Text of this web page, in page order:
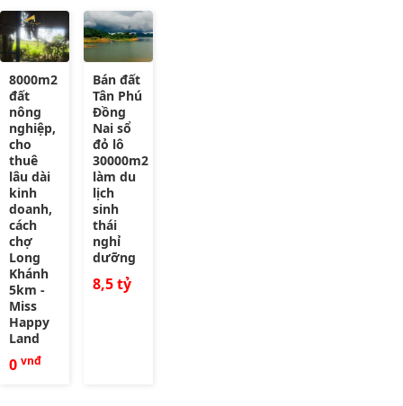
8000m2
đất
nông
nghiệp,
cho
thuê
lâu dài
kinh
doanh,
cách
chợ
Long
Khánh
5km -
Miss
Happy
Land
0 vnđ
Bán đất
Tân Phú
Đồng
Nai sổ
đỏ lô
30000m2
làm du
lịch
sinh
thái
nghỉ
dưỡng
8,5 tỷ